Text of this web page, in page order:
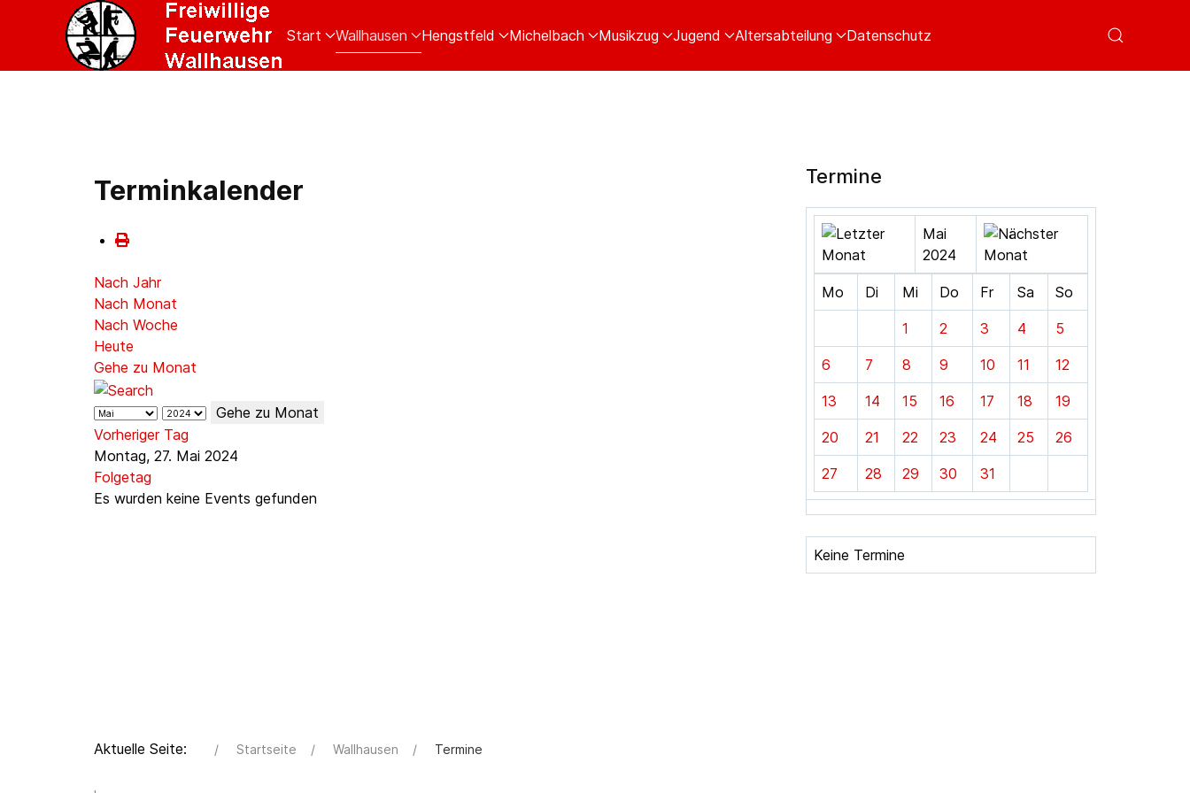
Start Wallhausen Hengstfeld Michelbach Musikzug Jugend Altersabteilung Datenschutz
Terminkalender
Nach Jahr
Nach Monat
Nach Woche
Heute
Gehe zu Monat
Gehe zu Monat
Vorheriger Tag
Montag, 27. Mai 2024
Folgetag
Es wurden keine Events gefunden
Termine
Mai
2024
Mo Di Mi Do Fr Sa So
1 2 3 4 5
6 7 8 9 10 11 12
13 14 15 16 17 18 19
20 21 22 23 24 25 26
27 28 29 30 31
Keine Termine
Aktuelle Seite: Startseite Wallhausen Termine